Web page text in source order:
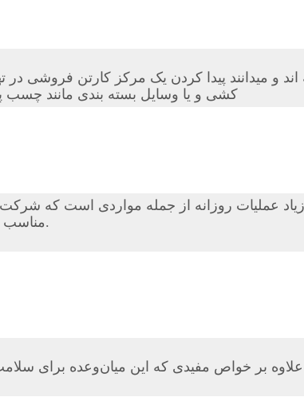
میدانند پیدا کردن یک مرکز کارتن فروشی در
کشی و یا وسایل بسته بندی مانند چسب
زیاد عملیات روزانه‌ از جمله مواردی است که
مناسب و به‌موقع، نیازمند افزایش دقت و کارایی هستند.
بر خواص مفیدی که این میان‌وعده برای